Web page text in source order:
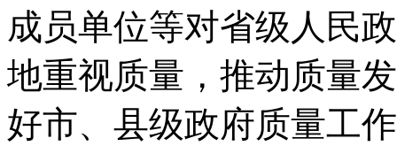
成员单位等对省级人民
地重视质量，推动质量
好市、县级政府质量工